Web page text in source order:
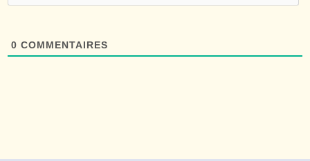
0 COMMENTAIRES